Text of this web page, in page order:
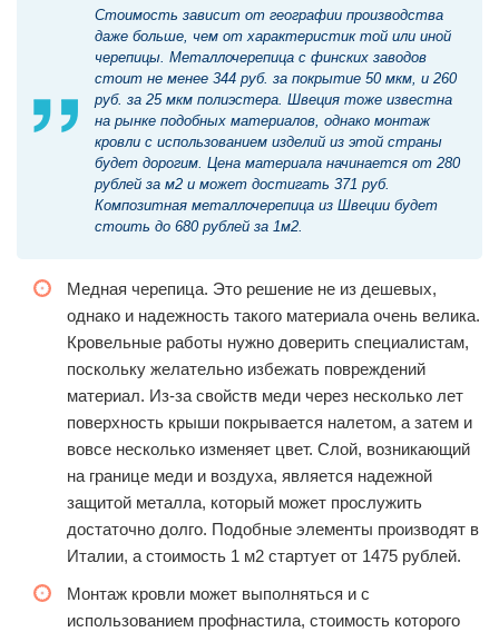
Стоимость зависит от географии производства
даже больше, чем от характеристик той или иной
черепицы. Металлочерепица с финских заводов
стоит не менее 344 руб. за покрытие 50 мкм, и 260
руб. за 25 мкм полиэстера. Швеция тоже известна
на рынке подобных материалов, однако монтаж
кровли с использованием изделий из этой страны
будет дорогим. Цена материала начинается от 280
рублей за м2 и может достигать 371 руб.
Композитная металлочерепица из Швеции будет
стоить до 680 рублей за 1м2.
Медная черепица. Это решение не из дешевых,
однако и надежность такого материала очень велика.
Кровельные работы нужно доверить специалистам,
поскольку желательно избежать повреждений
материал. Из-за свойств меди через несколько лет
поверхность крыши покрывается налетом, а затем и
вовсе несколько изменяет цвет. Слой, возникающий
на границе меди и воздуха, является надежной
защитой металла, который может прослужить
достаточно долго. Подобные элементы производят в
Италии, а стоимость 1 м2 стартует от 1475 рублей.
Монтаж кровли может выполняться и с
использованием профнастила, стоимость которого